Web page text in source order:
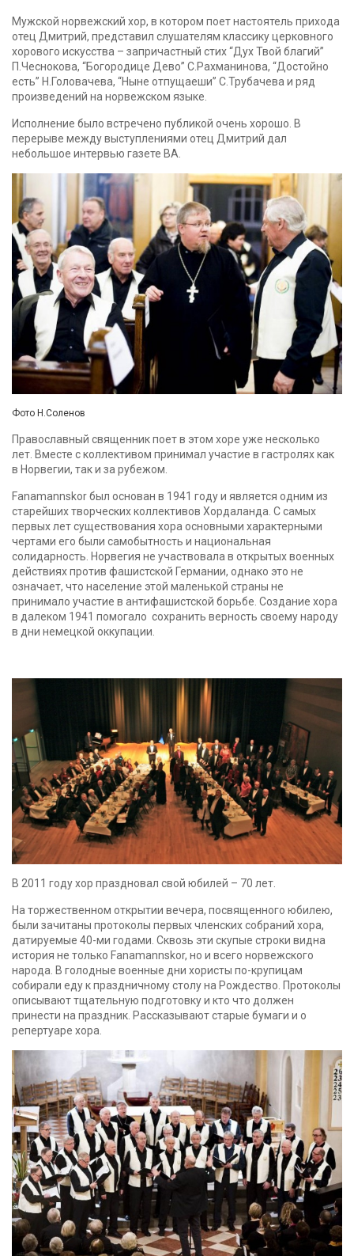
Мужской норвежский хор, в котором поет настоятель прихода
отец Дмитрий, представил слушателям классику церковного
хорового искусства – запричастный стих “Дух Твой благий”
П.Чеснокова, “Богородице Дево” С.Рахманинова, “Достойно
есть” Н.Головачева, “Ныне отпущаеши” С.Трубачева и ряд
произведений на норвежском языке.
Исполнение было встречено публикой очень хорошо. В
перерыве между выступлениями отец Дмитрий дал
небольшое интервью газете BA.
Фото Н.Соленов
Православный священник поет в этом хоре уже несколько
лет. Вместе с коллективом принимал участие в гастролях как
в Норвегии, так и за рубежом.
Fanamannskor был основан в 1941 году и является одним из
старейших творческих коллективов Хордаланда. С самых
первых лет существования хора основными характерными
чертами его были самобытность и национальная
солидарность. Норвегия не участвовала в открытых военных
действиях против фашистской Германии, однако это не
означает, что население этой маленькой страны не
принимало участие в антифашистской борьбе. Создание хора
в далеком 1941 помогало сохранить верность своему народу
в дни немецкой оккупации.
В 2011 году хор праздновал свой юбилей – 70 лет.
На торжественном открытии вечера, посвященного юбилею,
были зачитаны протоколы первых членских собраний хора,
датируемые 40-ми годами. Сквозь эти скупые строки видна
история не только Fanamannskor, но и всего норвежского
народа. В голодные военные дни хористы по-крупицам
собирали еду к праздничному столу на Рождество. Протоколы
описывают тщательную подготовку и кто что должен
принести на праздник. Рассказывают старые бумаги и о
репертуаре хора.